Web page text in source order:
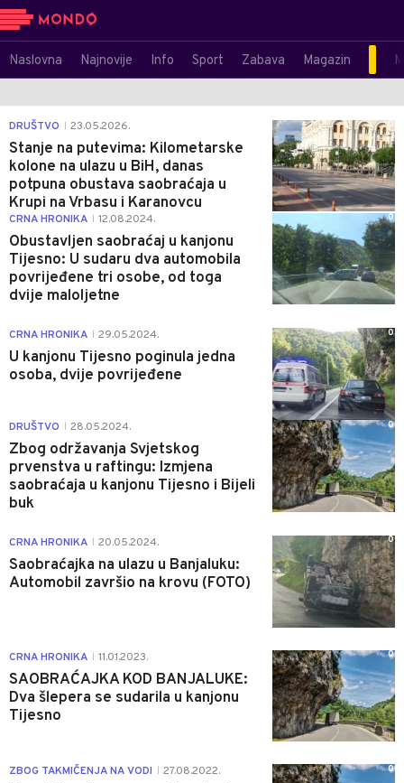
Naslovna Najnovije Info Sport Zabava Magazin
DRUŠTVO 23.05.2026.
Stanje na putevima: Kilometarske
kolone na ulazu u BiH, danas
potpuna obustava saobraćaja u
Krupi na Vrbasu i Karanovcu
0
CRNA HRONIKA 12.08.2024.
Obustavljen saobraćaj u kanjonu
Tijesno: U sudaru dva automobila
povrijeđene tri osobe, od toga
dvije maloljetne
0
CRNA HRONIKA 29.05.2024.
U kanjonu Tijesno poginula jedna
osoba, dvije povrijeđene
0
DRUŠTVO 28.05.2024.
Zbog održavanja Svjetskog
prvenstva u raftingu: Izmjena
saobraćaja u kanjonu Tijesno i Bijeli
buk
0
CRNA HRONIKA 20.05.2024.
Saobraćajka na ulazu u Banjaluku:
Automobil završio na krovu (FOTO)
0
CRNA HRONIKA 11.01.2023.
SAOBRAĆAJKA KOD BANJALUKE:
Dva šlepera se sudarila u kanjonu
Tijesno
0
ZBOG TAKMIČENJA NA VODI 27.08.2022. 0